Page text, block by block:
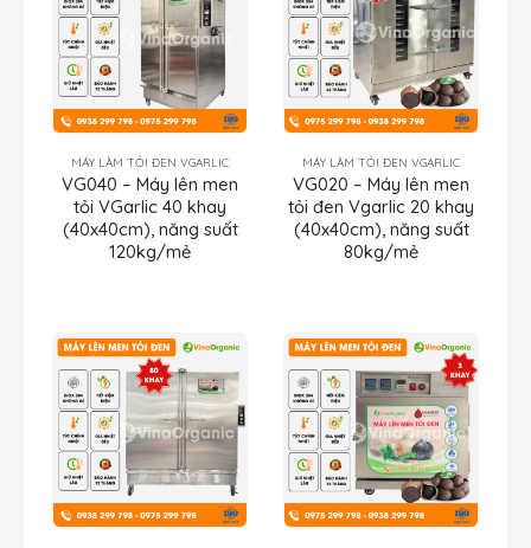
MÁY LÀM TỎI ĐEN VGARLIC
VG040 – Máy lên men
tỏi VGarlic 40 khay
(40x40cm), năng suất
120kg/mẻ
MÁY LÀM TỎI ĐEN VGARLIC
VG020 – Máy lên men
tỏi đen Vgarlic 20 khay
(40x40cm), năng suất
80kg/mẻ